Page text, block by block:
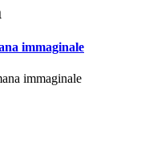
immaginale